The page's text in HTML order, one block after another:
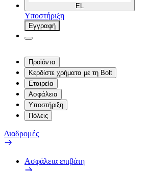
EL
Υποστήριξη
Εγγραφή
Προϊόντα
Κερδίστε χρήματα με τη Bolt
Εταιρεία
Ασφάλεια
Υποστήριξη
Πόλεις
Διαδρομές
Ασφάλεια επιβάτη